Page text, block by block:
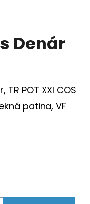
Denár
TR POT XXI COS
patina, VF